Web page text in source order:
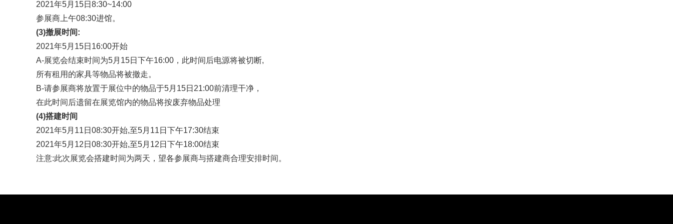
2021年5月15日8:30~14:00
参展商上午08:30进馆。
(3)撤展时间:
2021年5月15日16:00开始
A-展览会结束时间为5月15日下午16:00，此时间后电源将被切断,
所有租用的家具等物品将被撤走。
B-请参展商将放置于展位中的物品于5月15日21:00前清理干净，
在此时间后遗留在展览馆内的物品将按废弃物品处理
(4)搭建时间
2021年5月11日08:30开始,至5月11日下午17:30结束
2021年5月12日08:30开始,至5月12日下午18:00结束
注意:此次展览会搭建时间为两天，望各参展商与搭建商合理安排时间。